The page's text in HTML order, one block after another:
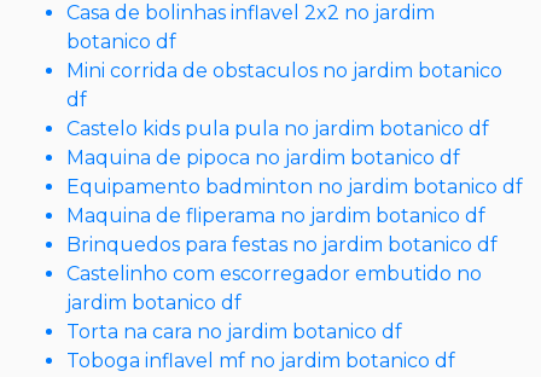
Casa de bolinhas inflavel 2x2 no jardim
botanico df
Mini corrida de obstaculos no jardim botanico
df
Castelo kids pula pula no jardim botanico df
Maquina de pipoca no jardim botanico df
Equipamento badminton no jardim botanico df
Maquina de fliperama no jardim botanico df
Brinquedos para festas no jardim botanico df
Castelinho com escorregador embutido no
jardim botanico df
Torta na cara no jardim botanico df
Toboga inflavel mf no jardim botanico df